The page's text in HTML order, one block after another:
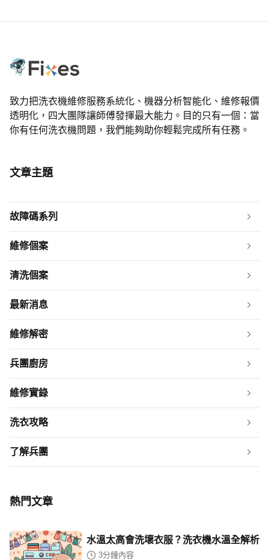
致力把洗衣機維修服務系統化、機器分析智能化、維修報價
透明化，四大團隊讓師傅發揮最大能力。目的只有一個：當
你有任何洗衣機問題，我們能夠助你輕鬆完成所有任務。
文章主題
故障碼系列
維修個案
清洗個案
最新消息
維修解密
兵團廚房
維修實錄
洗衣攻略
了解兵團
熱門文章
水溫太高會洗壞衣服？洗衣機水溫全解析
3分鐘內容